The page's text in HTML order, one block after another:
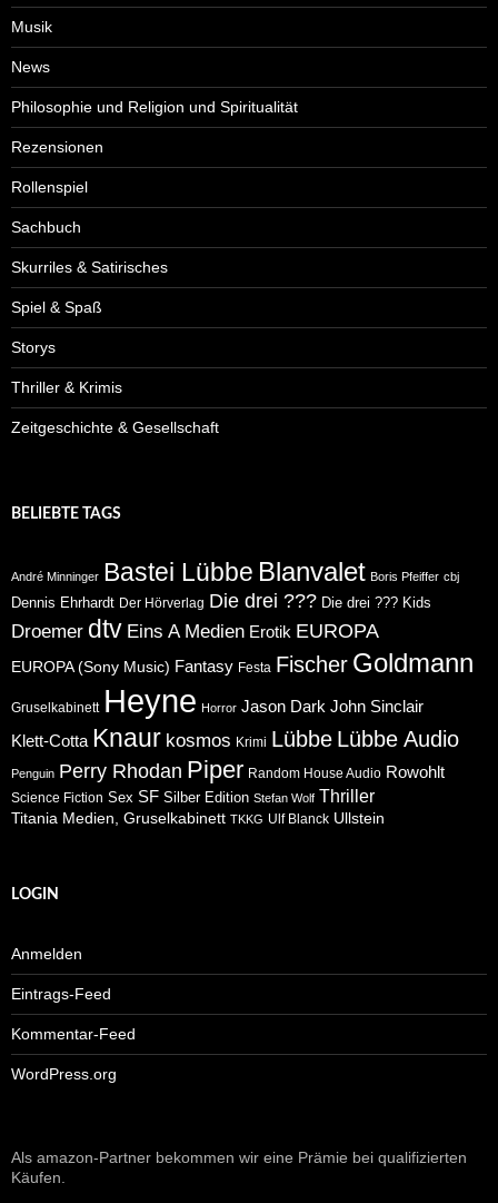
Musik
News
Philosophie und Religion und Spiritualität
Rezensionen
Rollenspiel
Sachbuch
Skurriles & Satirisches
Spiel & Spaß
Storys
Thriller & Krimis
Zeitgeschichte & Gesellschaft
BELIEBTE TAGS
André Minninger Bastei Lübbe Blanvalet Boris Pfeiffer cbj
Dennis Ehrhardt Der Hörverlag Die drei ??? Die drei ??? Kids
Droemer dtv Eins A Medien Erotik EUROPA
EUROPA (Sony Music) Fantasy Festa Fischer Goldmann
Gruselkabinett Heyne Horror Jason Dark John Sinclair
Klett-Cotta Knaur kosmos Krimi Lübbe Lübbe Audio
Penguin Perry Rhodan Piper Random House Audio Rowohlt
Science Fiction Sex SF Silber Edition Stefan Wolf Thriller
Titania Medien, Gruselkabinett TKKG Ulf Blanck Ullstein
LOGIN
Anmelden
Eintrags-Feed
Kommentar-Feed
WordPress.org
Als amazon-Partner bekommen wir eine Prämie bei qualifizierten
Käufen.